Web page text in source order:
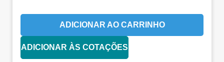
ADICIONAR AO CARRINHO
ADICIONAR ÀS COTAÇÕES